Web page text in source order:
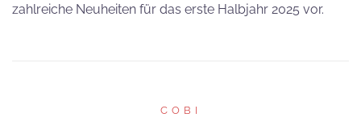
zahlreiche Neuheiten für das erste Halbjahr 2025 vor.
COBI